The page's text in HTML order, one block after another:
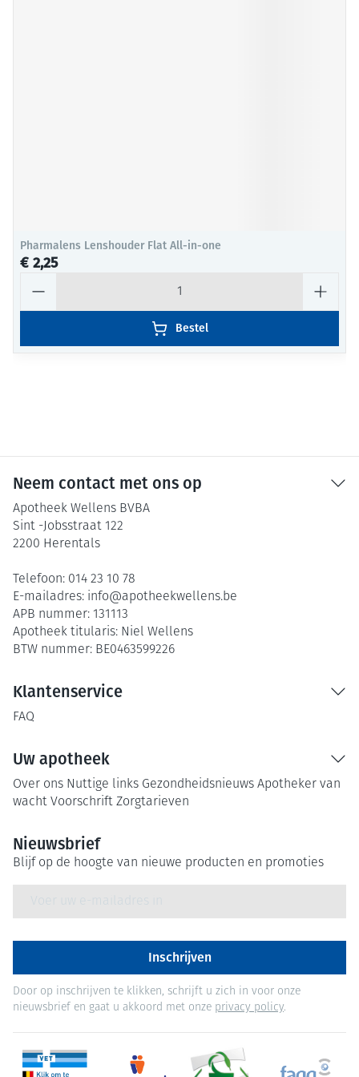
Pharmalens Lenshouder Flat All-in-one
€ 2,25
Bestel
Neem contact met ons op
Apotheek Wellens BVBA
Sint -Jobsstraat 122
2200 Herentals
Telefoon: 014 23 10 78
E-mailadres: info@apotheekwellens.be
APB nummer: 131113
Apotheek titularis: Niel Wellens
BTW nummer: BE0463599226
Klantenservice
FAQ
Uw apotheek
Over ons Nuttige links Gezondheidsnieuws Apotheker van
wacht Voorschrift Zorgtarieven
Nieuwsbrief
Blijf op de hoogte van nieuwe producten en promoties
Inschrijven
Door op inschrijven te klikken, schrijft u zich in voor onze
nieuwsbrief en gaat u akkoord met onze privacy policy.